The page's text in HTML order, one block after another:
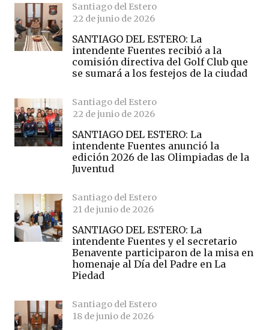
Santiago del Estero
22 de junio de 2026
SANTIAGO DEL ESTERO: La
intendente Fuentes recibió a la
comisión directiva del Golf Club que
se sumará a los festejos de la ciudad
Santiago del Estero
22 de junio de 2026
SANTIAGO DEL ESTERO: La
intendente Fuentes anunció la
edición 2026 de las Olimpiadas de la
Juventud
Santiago del Estero
21 de junio de 2026
SANTIAGO DEL ESTERO: La
intendente Fuentes y el secretario
Benavente participaron de la misa en
homenaje al Día del Padre en La
Piedad
Santiago del Estero
18 de junio de 2026